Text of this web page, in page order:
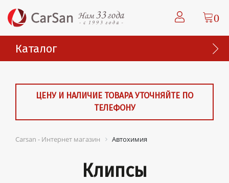
0
Каталог
ЦЕНУ И НАЛИЧИЕ ТОВАРА УТОЧНЯЙТЕ ПО
ТЕЛЕФОНУ
Carsan - Интернет магазин Автохимия
Клипсы